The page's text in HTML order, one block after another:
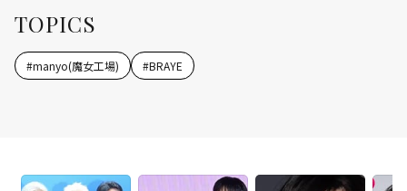
TOPICS
#manyo(魔女工場) #BRAYE